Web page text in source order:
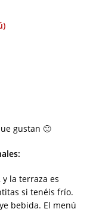
gustan 🙂
la terraza es
si tenéis frío.
bebida. El menú